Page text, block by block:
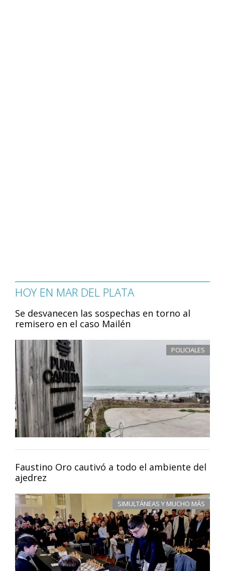
HOY EN MAR DEL PLATA
Se desvanecen las sospechas en torno al
remisero en el caso Mailén
POLICIALES
Faustino Oro cautivó a todo el ambiente del
ajedrez
SIMULTÁNEAS Y MUCHO MÁS